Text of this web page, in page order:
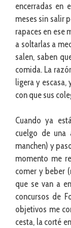
encerradas en
meses sin salir
rapaces en ese
a soltarlas a
salen, saben
comida. La
ligera y
con que sus
Cuando ya
cuelgo de una
manchen) y
momento me
comer y beber
que se van a
concursos de
objetivos me
cesta, la corté